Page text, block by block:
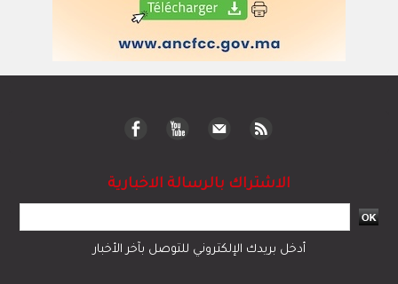
الاشتراك بالرسالة الاخبارية
أدخل بريدك الإلكتروني للتوصل بآخر الأخبار